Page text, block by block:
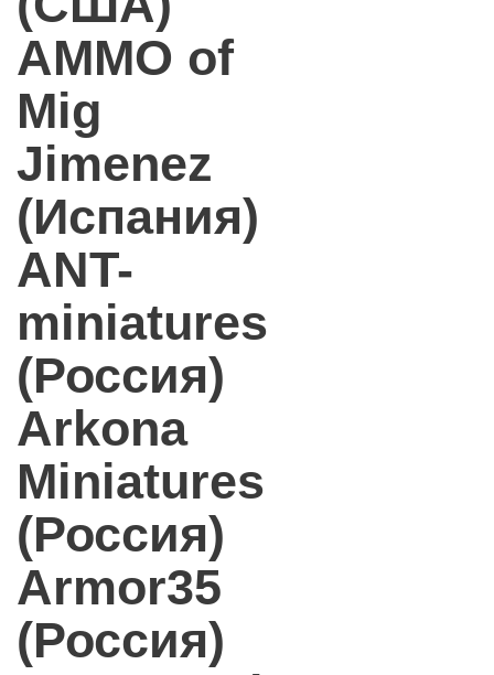
AMMO of
Mig
Jimenez
(Испания)
ANT-
miniatures
(Россия)
Arkona
Miniatures
(Россия)
Armor35
(Россия)